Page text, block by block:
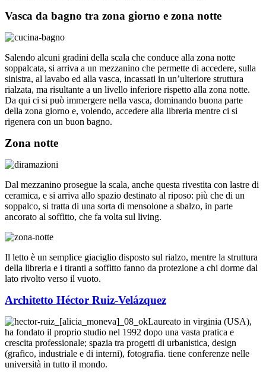
Vasca da bagno tra zona giorno e zona notte
Salendo alcuni gradini della scala che conduce alla zona notte
soppalcata, si arriva a un mezzanino che permette di accedere, sulla
sinistra, al lavabo ed alla vasca, incassati in un’ulteriore struttura
rialzata, ma risultante a un livello inferiore rispetto alla zona notte.
Da qui ci si può immergere nella vasca, dominando buona parte
della zona giorno e, volendo, accedere alla libreria mentre ci si
rigenera con un buon bagno.
Zona notte
Dal mezzanino prosegue la scala, anche questa rivestita con lastre di
ceramica, e si arriva allo spazio destinato al riposo: più che di un
soppalco, si tratta di una sorta di mensolone a sbalzo, in parte
ancorato al soffitto, che fa volta sul living.
Il letto è un semplice giaciglio disposto sul rialzo, mentre la struttura
della libreria e i tiranti a soffitto fanno da protezione a chi dorme dal
lato rivolto verso il vuoto.
Architetto Héctor Ruiz-Velázquez
Laureato in virginia (USA),
ha fondato il proprio studio nel 1992 dopo una vasta pratica e
crescita professionale; spazia tra progetti di urbanistica, design
(grafico, industriale e di interni), fotografia. tiene conferenze nelle
università in tutto il mondo.